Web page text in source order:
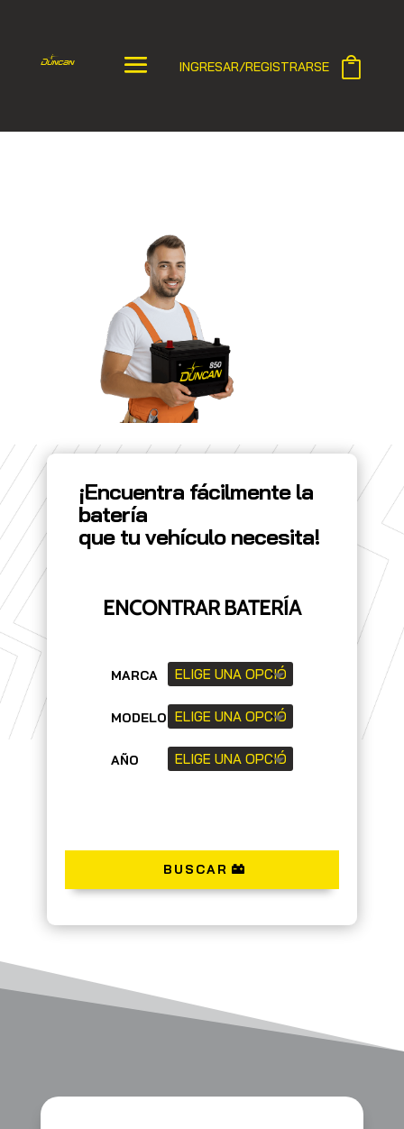
INGRESAR/REGISTRARSE
¡Encuentra fácilmente la
batería
que tu vehículo necesita!
ENCONTRAR BATERÍA
MARCA
MODELO
AÑO
BUSCAR